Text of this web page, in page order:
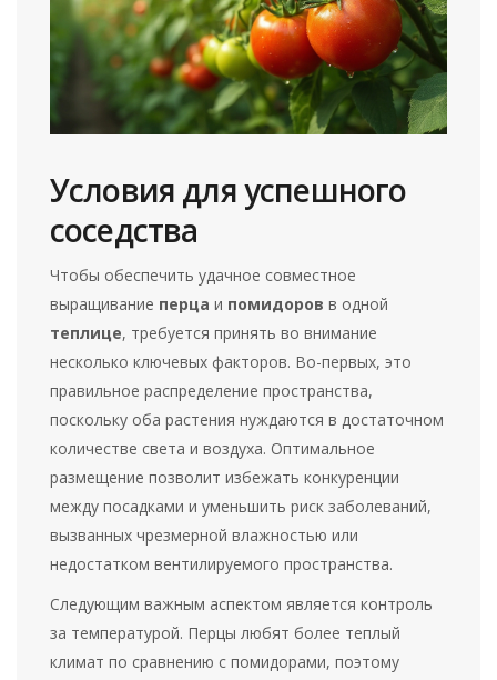
Условия для успешного
соседства
Чтобы обеспечить удачное совместное
выращивание перца и помидоров в одной
теплице, требуется принять во внимание
несколько ключевых факторов. Во-первых, это
правильное распределение пространства,
поскольку оба растения нуждаются в достаточном
количестве света и воздуха. Оптимальное
размещение позволит избежать конкуренции
между посадками и уменьшить риск заболеваний,
вызванных чрезмерной влажностью или
недостатком вентилируемого пространства.
Следующим важным аспектом является контроль
за температурой. Перцы любят более теплый
климат по сравнению с помидорами, поэтому